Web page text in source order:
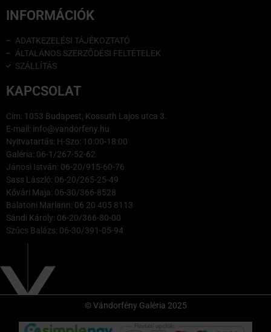
INFORMÁCIÓK
ADATKEZELÉSI TÁJÉKOZTATÓ
ÁLTALÁNOS SZERZŐDÉSI FELTÉTELEK
SZÁLLÍTÁS
KAPCSOLAT
Cím: 1053 Budapest, Kossuth Lajos utca 3.
E-mail: info@vandorfeny.hu
Nyitvatartás: H-Szo: 10:00-18:00
Galéria: 06-1/267-52-62
Jánosi István: 06-20/915-60-76
Sass László: 06-20/265-25-49
Kővári Maja: 06-30/366-8528
Balatoni Mariann: 06 20 405 8113
Sándi Károly: 06-20/366-80-00
Szűcs Balázs: 06-30/391-05-94
© Vándorfény Galéria 2025